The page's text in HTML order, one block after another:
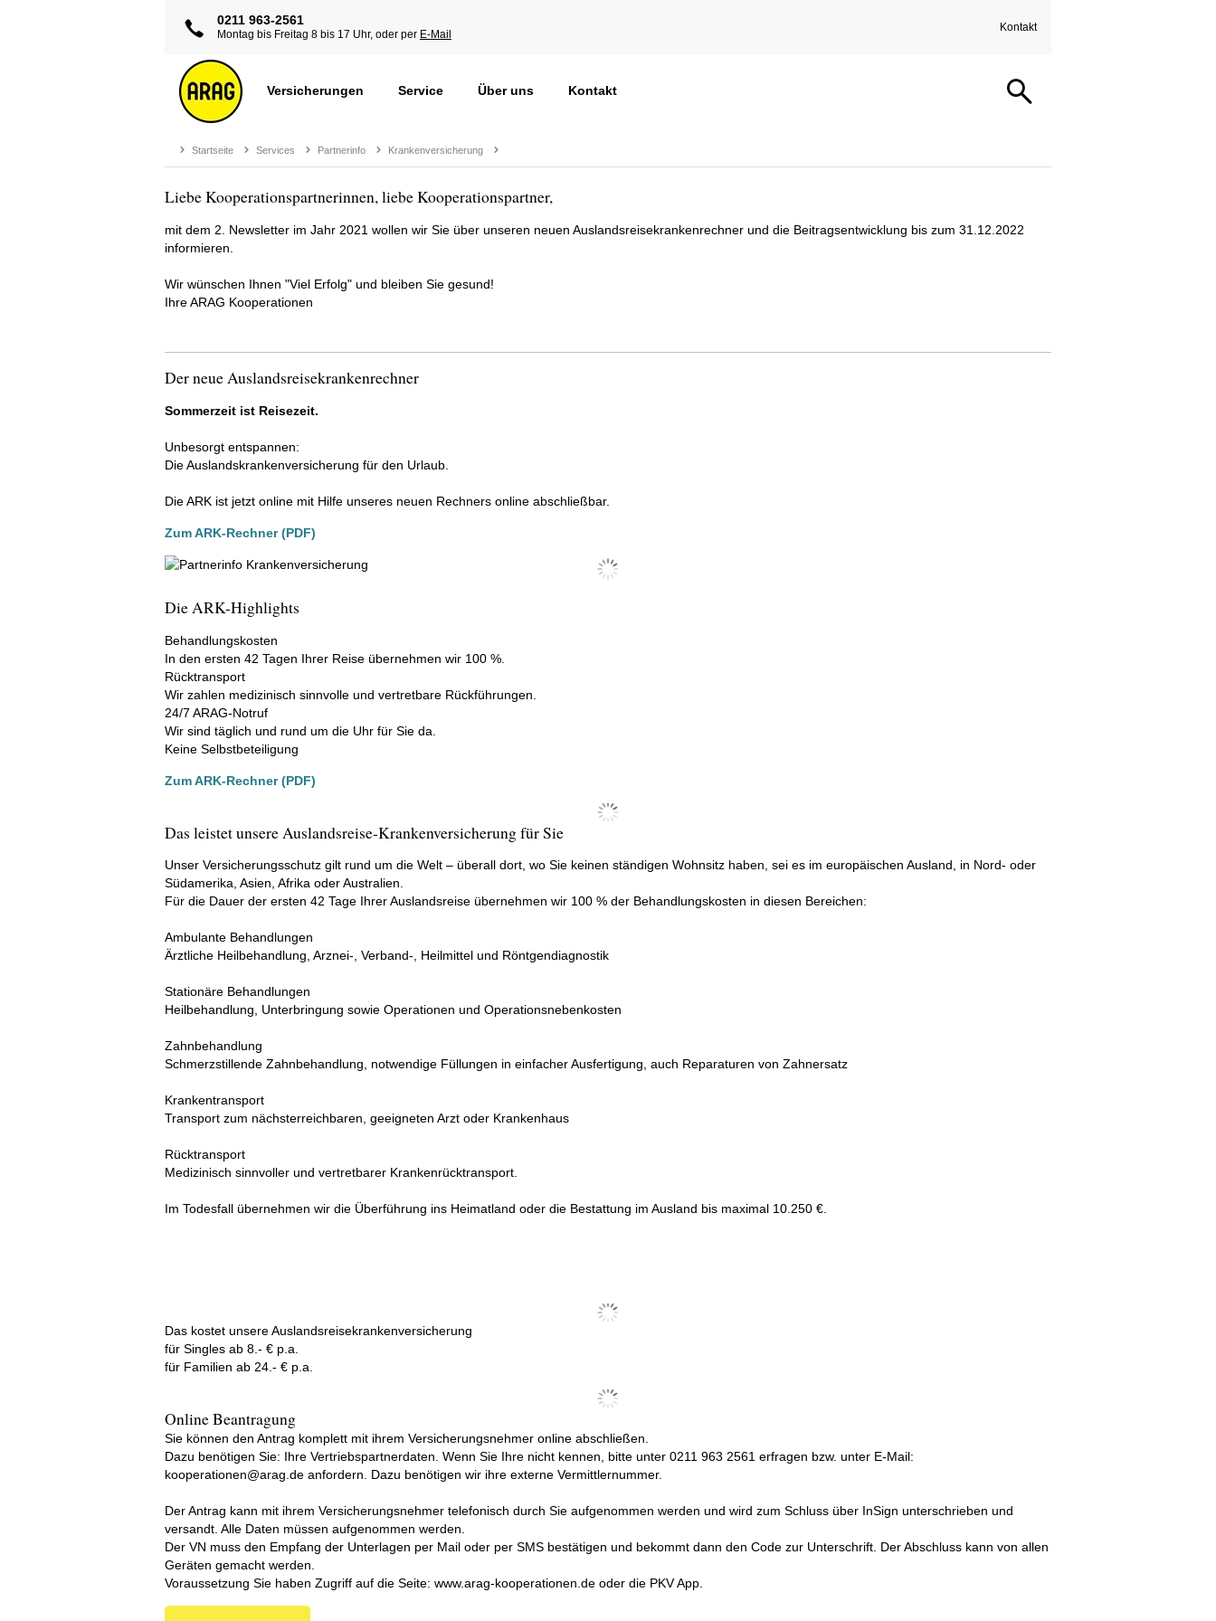
0211 963-2561
Montag bis Freitag 8 bis 17 Uhr, oder per E-Mail
Kontakt
Versicherungen Service Über uns Kontakt
Startseite Services Partnerinfo Krankenversicherung
Liebe Kooperationspartnerinnen, liebe Kooperationspartner,
mit dem 2. Newsletter im Jahr 2021 wollen wir Sie über unseren neuen Auslandsreisekrankenrechner und die Beitragsentwicklung bis zum 31.12.2022
informieren.
Wir wünschen Ihnen "Viel Erfolg" und bleiben Sie gesund!
Ihre ARAG Kooperationen
Der neue Auslandsreisekrankenrechner
Sommerzeit ist Reisezeit.
Unbesorgt entspannen:
Die Auslandskrankenversicherung für den Urlaub.
Die ARK ist jetzt online mit Hilfe unseres neuen Rechners online abschließbar.
Zum ARK-Rechner (PDF)
Die ARK-Highlights
Behandlungskosten
In den ersten 42 Tagen Ihrer Reise übernehmen wir 100 %.
Rücktransport
Wir zahlen medizinisch sinnvolle und vertretbare Rückführungen.
24/7 ARAG-Notruf
Wir sind täglich und rund um die Uhr für Sie da.
Keine Selbstbeteiligung
Zum ARK-Rechner (PDF)
Das leistet unsere Auslandsreise-Krankenversicherung für Sie
Unser Versicherungsschutz gilt rund um die Welt – überall dort, wo Sie keinen ständigen Wohnsitz haben, sei es im europäischen Ausland, in Nord- oder
Südamerika, Asien, Afrika oder Australien.
Für die Dauer der ersten 42 Tage Ihrer Auslandsreise übernehmen wir 100 % der Behandlungskosten in diesen Bereichen:
Ambulante Behandlungen
Ärztliche Heilbehandlung, Arznei-, Verband-, Heilmittel und Röntgendiagnostik
Stationäre Behandlungen
Heilbehandlung, Unterbringung sowie Operationen und Operationsnebenkosten
Zahnbehandlung
Schmerzstillende Zahnbehandlung, notwendige Füllungen in einfacher Ausfertigung, auch Reparaturen von Zahnersatz
Krankentransport
Transport zum nächsterreichbaren, geeigneten Arzt oder Krankenhaus
Rücktransport
Medizinisch sinnvoller und vertretbarer Krankenrücktransport.
Im Todesfall übernehmen wir die Überführung ins Heimatland oder die Bestattung im Ausland bis maximal 10.250 €.
Das kostet unsere Auslandsreisekrankenversicherung
für Singles ab 8.- € p.a.
für Familien ab 24.- € p.a.
Online Beantragung
Sie können den Antrag komplett mit ihrem Versicherungsnehmer online abschließen.
Dazu benötigen Sie: Ihre Vertriebspartnerdaten. Wenn Sie Ihre nicht kennen, bitte unter 0211 963 2561 erfragen bzw. unter E-Mail:
kooperationen@arag.de anfordern. Dazu benötigen wir ihre externe Vermittlernummer.
Der Antrag kann mit ihrem Versicherungsnehmer telefonisch durch Sie aufgenommen werden und wird zum Schluss über InSign unterschrieben und
versandt. Alle Daten müssen aufgenommen werden.
Der VN muss den Empfang der Unterlagen per Mail oder per SMS bestätigen und bekommt dann den Code zur Unterschrift. Der Abschluss kann von allen
Geräten gemacht werden.
Voraussetzung Sie haben Zugriff auf die Seite: www.arag-kooperationen.de oder die PKV App.